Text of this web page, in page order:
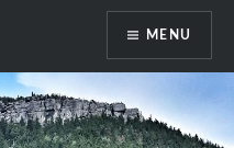
MENU